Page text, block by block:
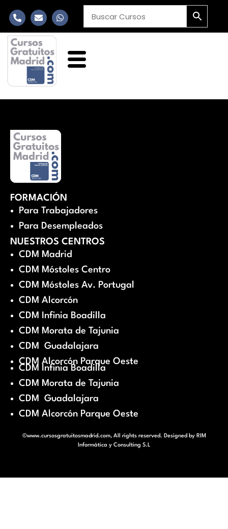
FORMACIÓN
Para Trabajadores
Para Desempleados
NUESTROS CENTROS
CDM Madrid
CDM Móstoles Centro
CDM Móstoles Av. Portugal
CDM Alcorcón
CDM Infinia Boadilla
CDM Morata de Tajunia
CDM Guadalajara
CDM Alcorcón Parque Oeste
CDM Infinia Boadilla
CDM Morata de Tajunia
CDM Guadalajara
CDM Alcorcón Parque Oeste
©www.cursosgratuitosmadrid.com, All rights reserved. Designed by RIM
Informática y Consulting S.L